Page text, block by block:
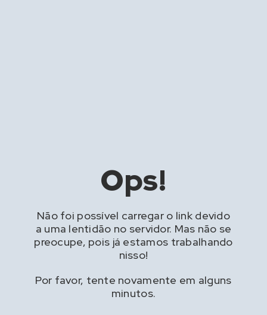
Ops!
Não foi possível carregar o link devido
a uma lentidão no servidor. Mas não se
preocupe, pois já estamos trabalhando
nisso!
Por favor, tente novamente em alguns
minutos.